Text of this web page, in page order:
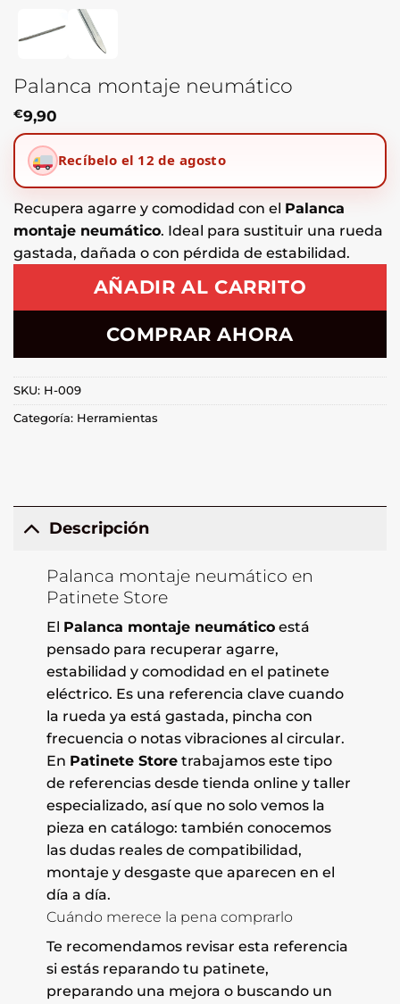
Palanca montaje neumático
€9,90
Recíbelo el 12 de agosto
Recupera agarre y comodidad con el Palanca
montaje neumático. Ideal para sustituir una rueda
gastada, dañada o con pérdida de estabilidad.
AÑADIR AL CARRITO
COMPRAR AHORA
SKU: H-009
Categoría: Herramientas
Descripción
Palanca montaje neumático en
Patinete Store
El Palanca montaje neumáticoestá
pensado para recuperar agarre,
estabilidad y comodidad en el patinete
eléctrico. Es una referencia clave cuando
la rueda ya está gastada, pincha con
frecuencia o notas vibraciones al circular.
En Patinete Storetrabajamos este tipo
de referencias desde tienda online y taller
especializado, así que no solo vemos la
pieza en catálogo: también conocemos
las dudas reales de compatibilidad,
montaje y desgaste que aparecen en el
día a día.
Cuándo merece la pena comprarlo
Te recomendamos revisar esta referencia
si estás reparando tu patinete,
preparando una mejora o buscando un